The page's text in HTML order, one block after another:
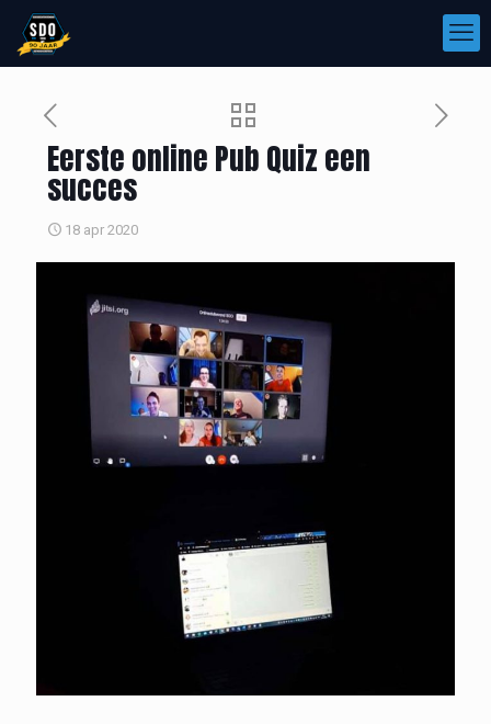
Eerste online Pub Quiz een
succes
18 apr 2020